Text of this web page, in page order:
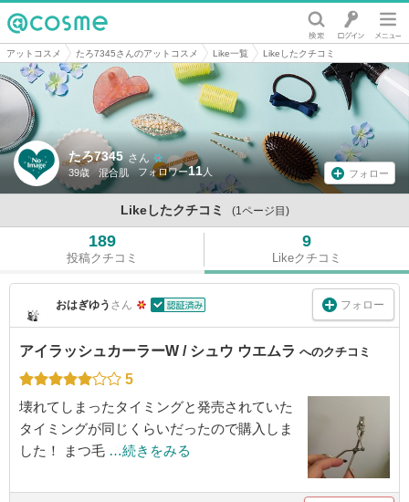
@cosme
アットコスメ たろ7345さんのアットコスメ Like一覧 Likeしたクチコミ
たろ7345 さん
39歳 混合肌 11 フォロー
Likeしたクチコミ (1ページ目)
189
投稿クチコミ
9
Likeクチコミ
おはぎゆう さん フォロー
アイラッシュカーラーW / シュウ ウエムラ へのクチコミ
5
壊れてしまったタイミングと発売されていた
タイミングが同じくらいだったので購入しま
した！ まつ毛 …続きをみる